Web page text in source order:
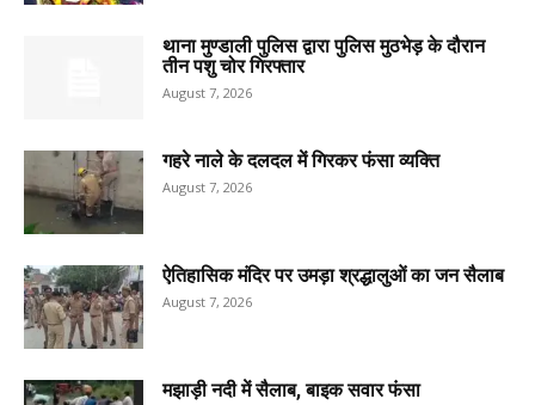
थाना मुण्डाली पुलिस द्वारा पुलिस मुठभेड़ के दौरान
तीन पशु चोर गिरफ्तार
August 7, 2026
गहरे नाले के दलदल में गिरकर फंसा व्यक्ति
August 7, 2026
ऐतिहासिक मंदिर पर उमड़ा श्रद्धालुओं का जन सैलाब
August 7, 2026
मझाड़ी नदी में सैलाब, बाइक सवार फंसा